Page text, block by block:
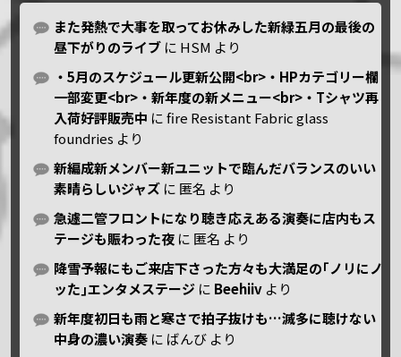
また発熱で大事を取ってお休みした新緑五月の最後の
昼下がりのライブ に HSM より
・5月のスケジュール更新公開<br>・HPカテゴリー欄
一部変更<br>・新年度の新メニュー<br>・Tシャツ再
入荷好評販売中 にfire Resistant Fabric glass
foundries より
新編成新メンバー新ユニットで臨んだバランスのいい
素晴らしいジャズ に 匿名 より
急遽二管フロントになり聴き応えある演奏に店内もス
テージも賑わった夜 に 匿名 より
降雪予報にもご来店下さった方々も大満足の｢ノリにノ
ッた｣エンタメステージ に Beehiiv より
新年度初日も雨と寒さで拍子抜けも…滅多に聴けない
中身の濃い演奏 に ばんび より